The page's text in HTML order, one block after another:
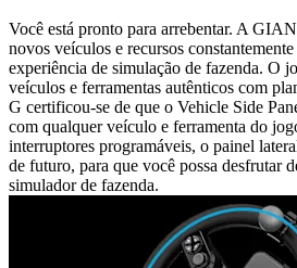
Você está pronto para arrebentar. A
novos veículos e recursos
experiência de simulação de fazenda. O
veículos e ferramentas autênticos com
G certificou-se de que o Vehicle Side
com qualquer veículo e ferramenta do
interruptores programáveis, o painel
de futuro, para que você possa desfrutar
simulador de fazenda.